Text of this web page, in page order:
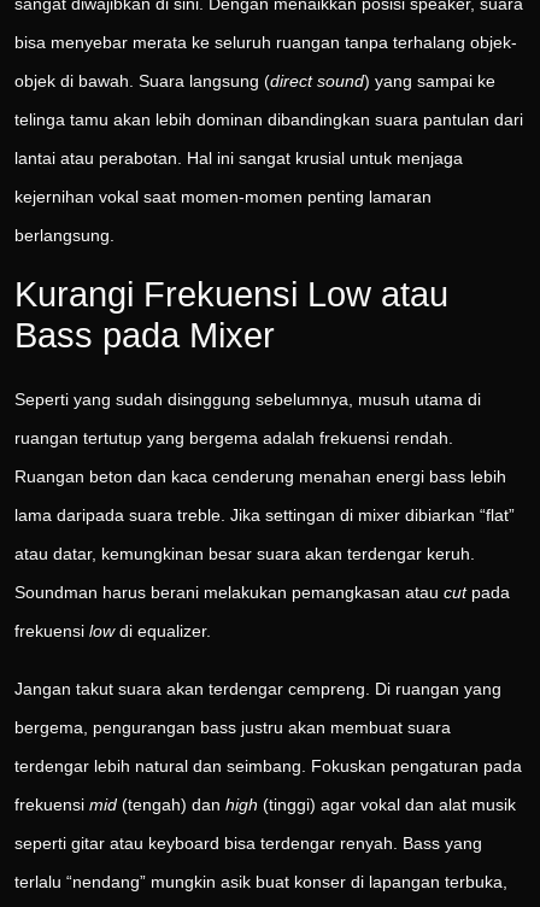
bisa menyebar merata ke seluruh ruangan tanpa terhalang objek-
objek di bawah. Suara langsung (direct sound) yang sampai ke
telinga tamu akan lebih dominan dibandingkan suara pantulan dari
lantai atau perabotan. Hal ini sangat krusial untuk menjaga
kejernihan vokal saat momen-momen penting lamaran
berlangsung.
Kurangi Frekuensi Low atau
Bass pada Mixer
Seperti yang sudah disinggung sebelumnya, musuh utama di
ruangan tertutup yang bergema adalah frekuensi rendah.
Ruangan beton dan kaca cenderung menahan energi bass lebih
lama daripada suara treble. Jika settingan di mixer dibiarkan “flat”
atau datar, kemungkinan besar suara akan terdengar keruh.
Soundman harus berani melakukan pemangkasan atau cutpada
frekuensi lowdi equalizer.
Jangan takut suara akan terdengar cempreng. Di ruangan yang
bergema, pengurangan bass justru akan membuat suara
terdengar lebih natural dan seimbang. Fokuskan pengaturan pada
frekuensi mid (tengah) dan high (tinggi) agar vokal dan alat musik
seperti gitar atau keyboard bisa terdengar renyah. Bass yang
terlalu “nendang” mungkin asik buat konser di lapangan terbuka,